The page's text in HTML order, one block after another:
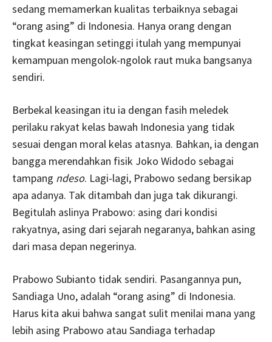
sedang memamerkan kualitas terbaiknya sebagai
“orang asing” di Indonesia. Hanya orang dengan
tingkat keasingan setinggi itulah yang mempunyai
kemampuan mengolok-ngolok raut muka bangsanya
sendiri.
Berbekal keasingan itu ia dengan fasih meledek
perilaku rakyat kelas bawah Indonesia yang tidak
sesuai dengan moral kelas atasnya. Bahkan, ia dengan
bangga merendahkan fisik Joko Widodo sebagai
tampang ndeso. Lagi-lagi, Prabowo sedang bersikap
apa adanya. Tak ditambah dan juga tak dikurangi.
Begitulah aslinya Prabowo: asing dari kondisi
rakyatnya, asing dari sejarah negaranya, bahkan asing
dari masa depan negerinya.
Prabowo Subianto tidak sendiri. Pasangannya pun,
Sandiaga Uno, adalah “orang asing” di Indonesia.
Harus kita akui bahwa sangat sulit menilai mana yang
lebih asing Prabowo atau Sandiaga terhadap